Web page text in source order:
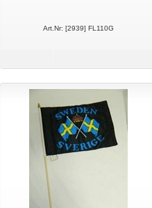
Art.Nr: [2939] FL110G